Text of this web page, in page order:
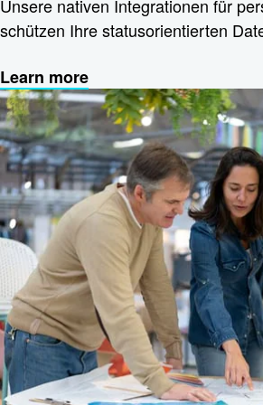
Unsere nativen Integrationen für
schützen Ihre statusorientierten
Learn more